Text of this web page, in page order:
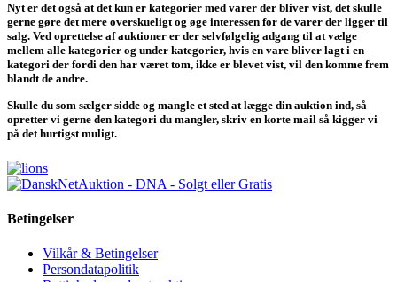
Nyt er det også at det kun er kategorier med varer der bliver vist, det skulle
gerne gøre det mere overskueligt og øge interessen for de varer der ligger til
salg. Ved oprettelse af auktioner er der selvfølgelig adgang til at vælge
mellem alle kategorier og under kategorier, hvis en vare bliver lagt i en
kategori der fordi den har været tom, ikke er blevet vist, vil den komme frem
blandt de andre.
Skulle du som sælger sidde og mangle et sted at lægge din auktion ind, så
opretter vi gerne den kategori du mangler, skriv en korte mail så kigger vi
på det hurtigst muligt.
Betingelser
Vilkår & Betingelser
Persondatapolitik